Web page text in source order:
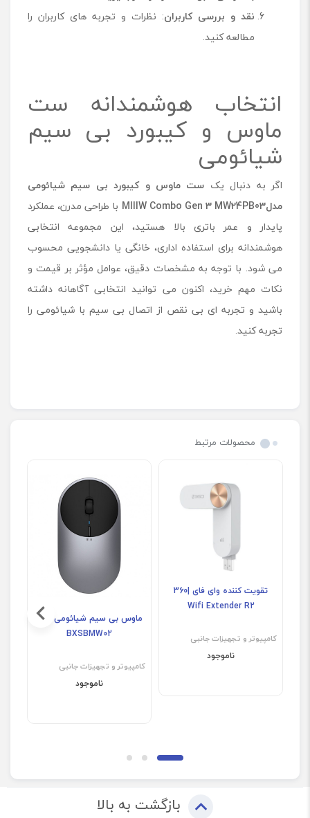
نقد و بررسی کاربران: نظرات و تجربه ‌های کاربران را
مطالعه کنید.
انتخاب هوشمندانه ست
ماوس و کیبورد بی سیم
شیائومی
اگر به دنبال یک ست ماوس و کیبورد بی سیم شیائومی
مدلMIIIW Combo Gen 3 MW24PB03 با طراحی مدرن، عملکرد
پایدار و عمر باتری بالا هستید، این مجموعه انتخابی
هوشمندانه برای استفاده اداری، خانگی یا دانشجویی محسوب
می‌ شود. با توجه به مشخصات دقیق، عوامل مؤثر بر قیمت و
نکات مهم خرید، اکنون می‌ توانید انتخابی آگاهانه داشته
باشید و تجربه ‌ای بی ‌نقص از اتصال بی ‌سیم با شیائومی را
تجربه کنید.
محصولات مرتبط
تقویت کننده وای فای |360
Wifi Extender R2
کامپیوتر و تجهیزات جانبی
ناموجود
ماوس بی سیم شیائومی مدل
BXSBMW02
کامپیوتر و تجهیزات جانبی
ناموجود
بازگشت به بالا